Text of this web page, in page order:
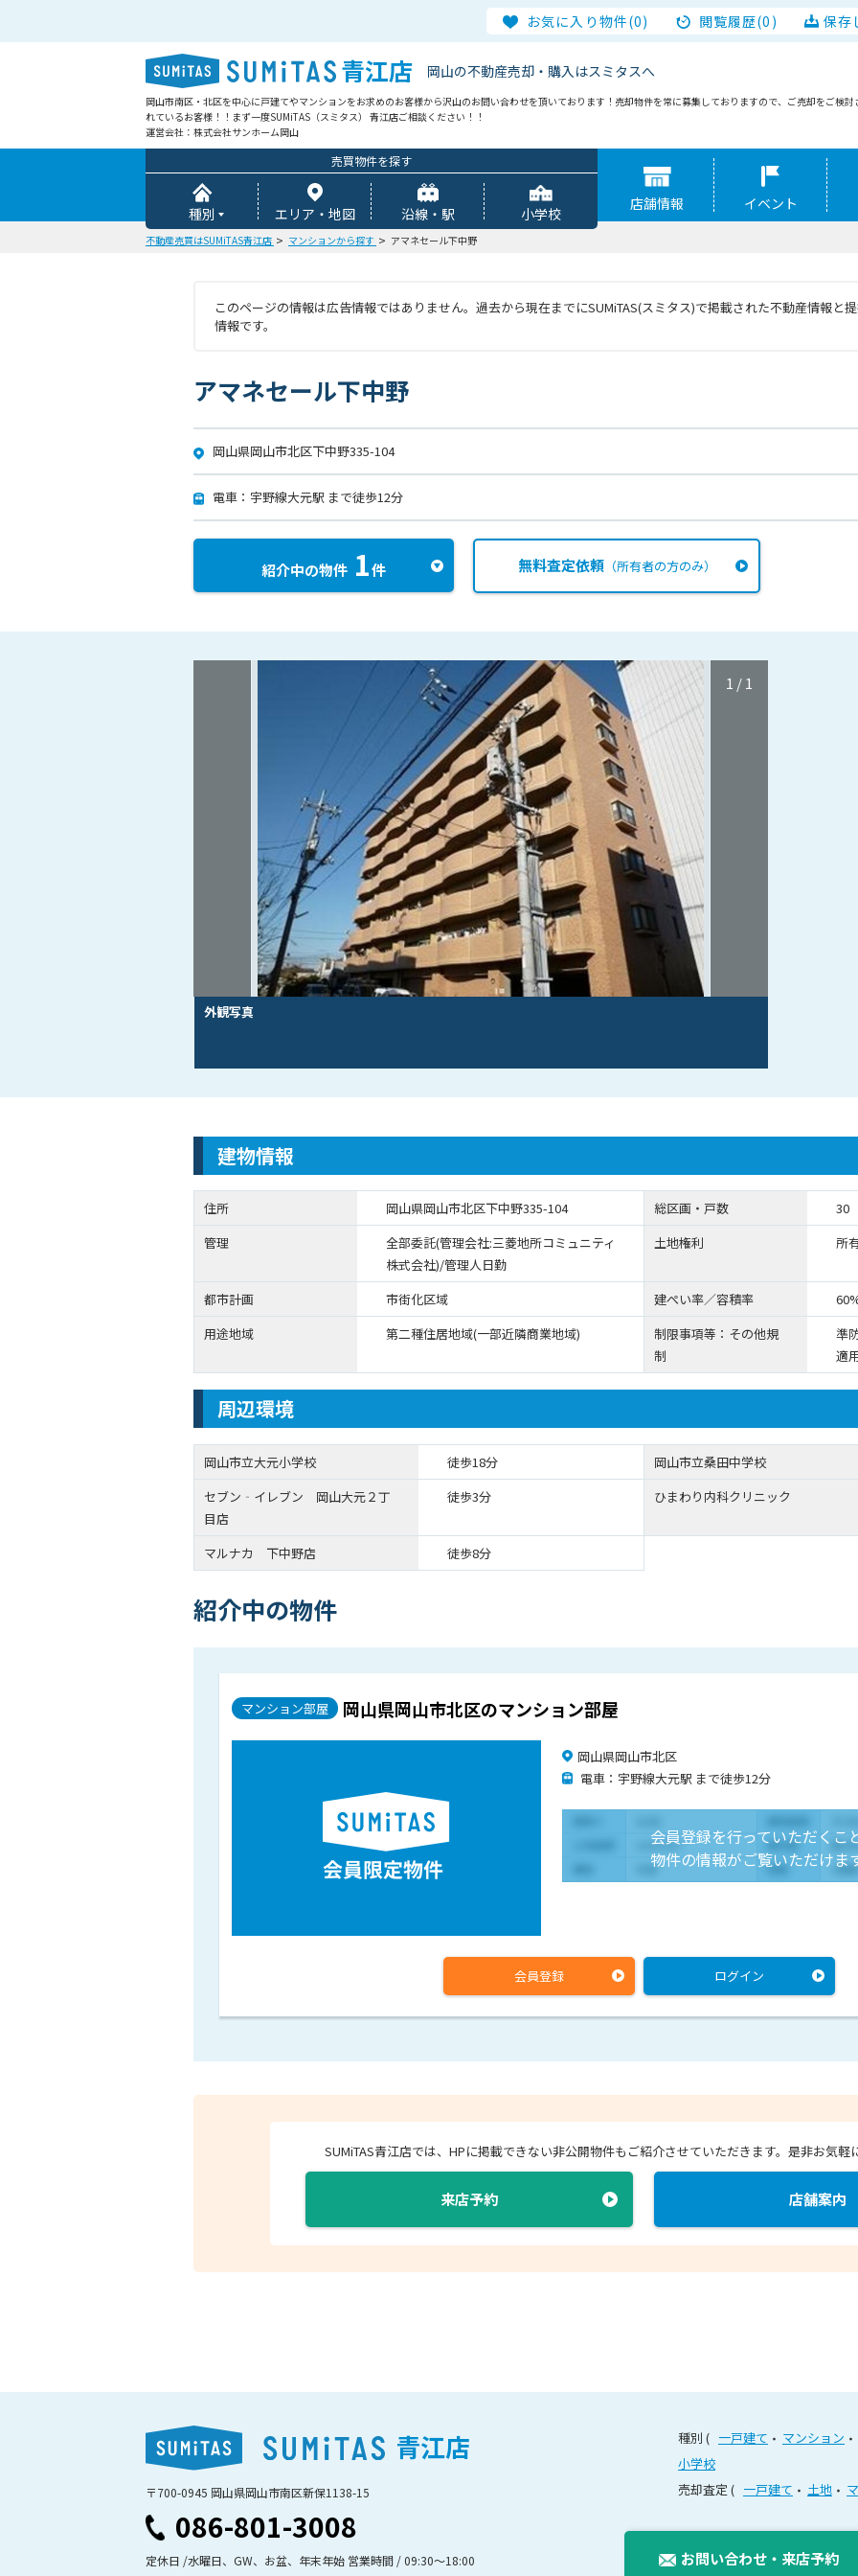
お気に入り物件(0) 閲覧履歴(0) 保存
青江店 岡山の不動産売却・購入はスミタスへ
岡山市南区・北区を中心に戸建てやマンションをお求めのお客様から沢山のお問い合わせを頂いております！売却物件を常に募集しておりますので、ご売却をご検討
れているお客様！！まず一度SUMiTAS（スミタス） 青江店ご相談ください！！
運営会社：株式会社サンホーム岡山
売買物件を探す
種別 エリア・地図 沿線・駅 小学校
店舗情報 イベント
不動産売買はSUMiTAS青江店 マンションから探す アマネセール下中野
このページの情報は広告情報ではありません。過去から現在までにSUMiTAS(スミタス)で掲載された不動産情報と
情報です。
アマネセール下中野
外観写真
1 /1
岡山県岡山市北区下中野335-104
電車：宇野線大元駅 まで徒歩12分
紹介中の物件 1件 無料査定依頼（所有者の方のみ）
建物情報
住所 岡山県岡山市北区下中野335-104 総区画・戸数
30
管理
全部委託(管理会社:三菱地所コミュニティ
株式会社)/管理人日勤
土地権利 所
都市計画 市街化区域 建ぺい率／容積率
用途地域
第二種住居地域(一部近隣商業地域)
制限事項等：その他規
制
準
適
周辺環境
岡山市立大元小学校 徒歩18分
岡山市立桑田中学校
セブン‐イレブン 岡山大元２丁
目店
徒歩3分 ひまわり内科クリニック
マルナカ 下中野店 徒歩8分
紹介中の物件
マンション部屋 岡山県岡山市北区のマンション部屋
岡山県岡山市北区
電車：宇野線大元駅 まで徒歩12分
会員登録を行っていただくこ
物件の情報がご覧いただけま
会員登録 ログイン
SUMiTAS青江店では、HPに掲載できない非公開物件もご紹介させていただきます。 是非お気軽
来店予約 店舗案内
青江店
〒700-0945 岡山県岡山市南区新保1138-15
086-801-3008
定休日 /水曜日、GW、お盆、年末年始 営業時間 / 09:30〜18:00
種別 一戸建て
マンション
小学校
売却査定
一戸建て 土地
お問い合わせ・ 来店予約